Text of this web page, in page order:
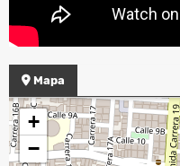
Mapa
+
−